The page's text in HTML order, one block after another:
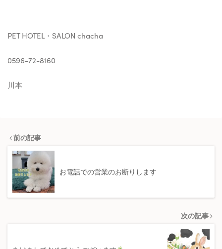
PET HOTEL・SALON chacha
0596-72-8160
川本
前の記事
お電話での営業のお断りします
次の記事